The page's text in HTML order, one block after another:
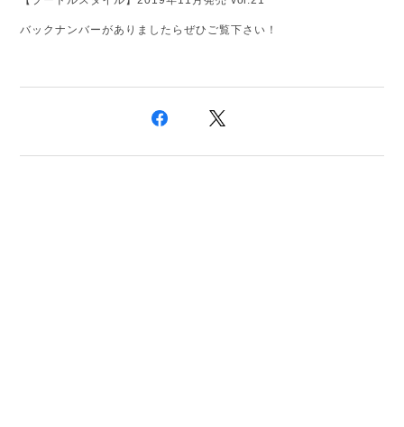
バックナンバーがありましたらぜひご覧下さい！